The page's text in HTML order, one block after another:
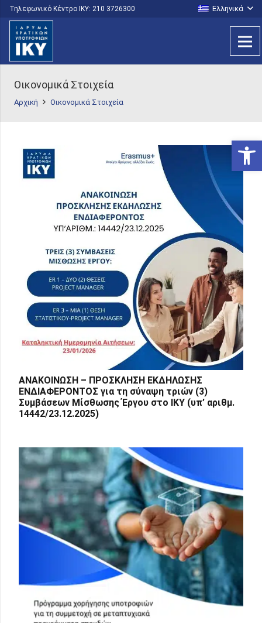
Τηλεφωνικό Κέντρο IKY: 210 3726300 Ελληνικά
Οικονομικά Στοιχεία
Αρχική Οικονομικά Στοιχεία
ΑΝΑΚΟΙΝΩΣΗ – ΠΡΟΣΚΛΗΣΗ ΕΚΔΗΛΩΣΗΣ
ΕΝΔΙΑΦΕΡΟΝΤΟΣ για τη σύναψη τριών (3)
Συμβάσεων Μίσθωσης Έργου στο ΙΚΥ (υπ’ αριθμ.
14442/23.12.2025)